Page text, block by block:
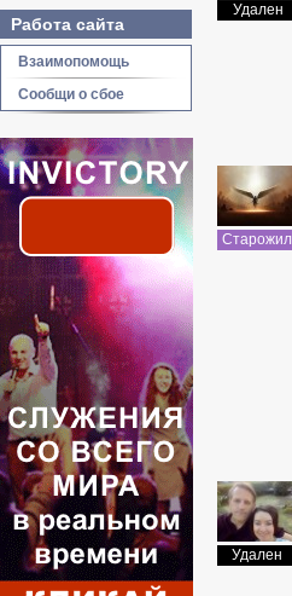
Работа сайта
Взаимопомощь
Сообщи о сбое
Удален
Старожил
Удален